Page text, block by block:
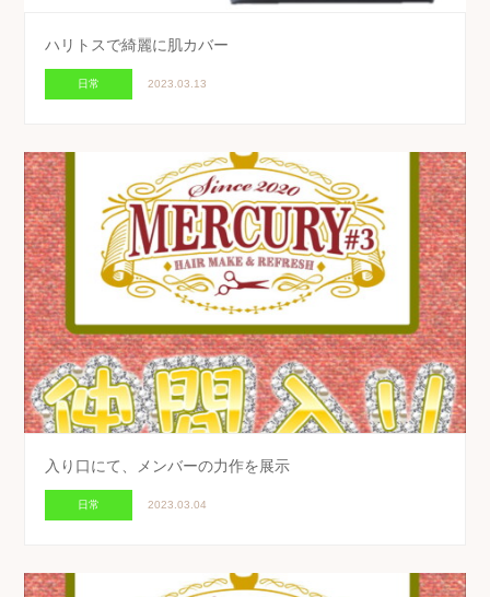
ハリトスで綺麗に肌カバー
日常 2023.03.13
入り口にて、メンバーの力作を展示
日常 2023.03.04